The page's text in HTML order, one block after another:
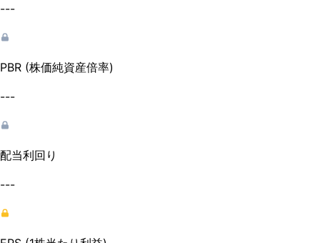
---
PBR (株価純資産倍率)
---
配当利回り
---